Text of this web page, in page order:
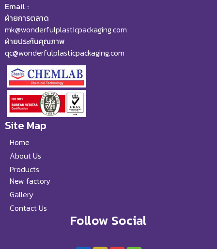
Email :
ฝ่ายการตลาด
mk@wonderfulplasticpackaging.com
ฝ่ายประกันคุณภาพ
qc@wonderfulplasticpackaging.com
Site Map
Home
About Us
Products
New factory
Gallery
Contact Us
Follow Social